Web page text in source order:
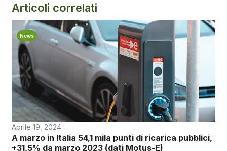
Articoli correlati
News
Aprile 19, 2024
A marzo in Italia 54,1 mila punti di ricarica pubblici,
+31,5% da marzo 2023 (dati Motus-E)